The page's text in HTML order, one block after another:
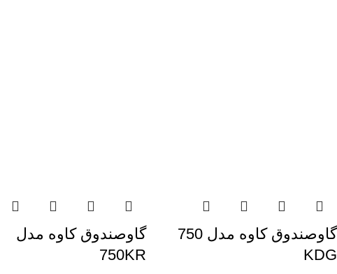
گاوصندوق کاوه مدل 750
KDG
گاوصندوق کاوه مدل
750KR